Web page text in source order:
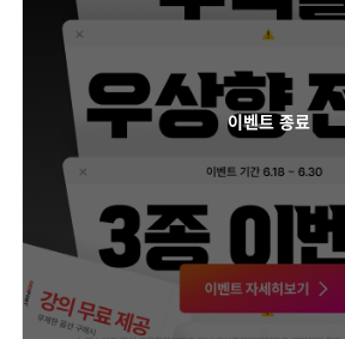
이벤트 종료